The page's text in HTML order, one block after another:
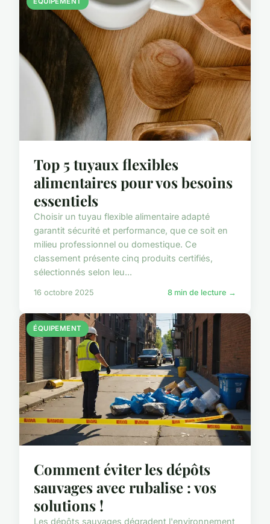
Top 5 tuyaux flexibles
alimentaires pour vos besoins
essentiels
Choisir un tuyau flexible alimentaire adapté
garantit sécurité et performance, que ce soit en
milieu professionnel ou domestique. Ce
classement présente cinq produits certifiés,
sélectionnés selon leu...
16 octobre 2025 8 min de lecture →
ÉQUIPEMENT
Comment éviter les dépôts
sauvages avec rubalise : vos
solutions !
Les dépôts sauvages dégradent l'environnement